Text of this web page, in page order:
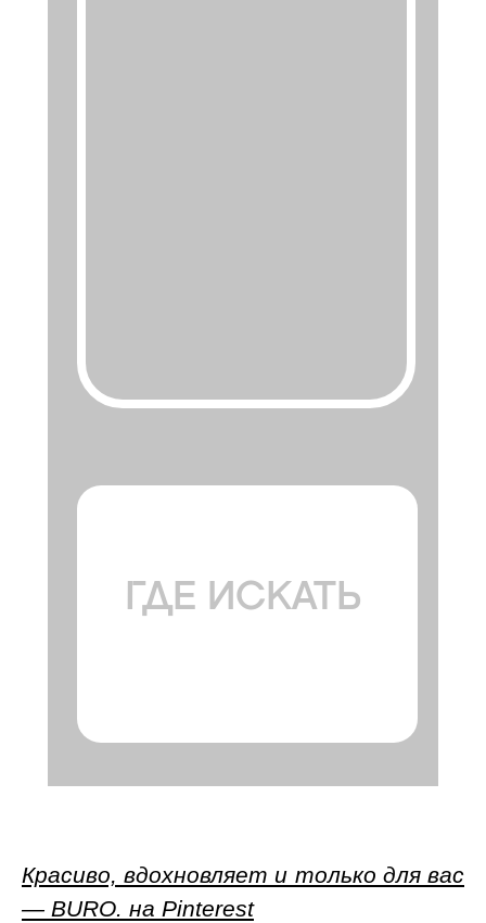
ГДЕ ИСКАТЬ
Красиво, вдохновляет и только для вас
— BURO. на Pinterest